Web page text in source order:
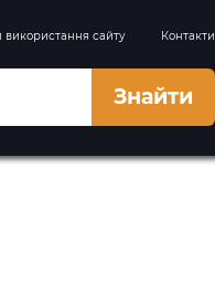
використання сайту Контакти
Знайти